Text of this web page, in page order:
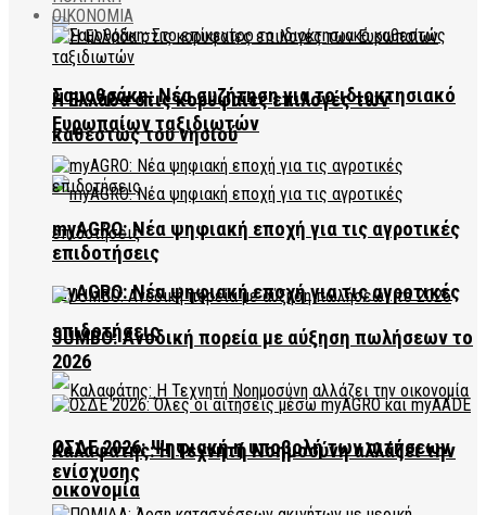
Σαμοθράκη: Νέα συζήτηση για το ιδιοκτησιακό
καθεστώς του νησιού
myAGRO: Νέα ψηφιακή εποχή για τις αγροτικές
επιδοτήσεις
Καλαφάτης: Η Τεχνητή Νοημοσύνη αλλάζει την
οικονομία
ΟΙΚΟΝΟΜΙΑ
Η Ελλάδα στις κορυφαίες επιλογές των
Ευρωπαίων ταξιδιωτών
myAGRO: Νέα ψηφιακή εποχή για τις αγροτικές
επιδοτήσεις
JUMBO: Ανοδική πορεία με αύξηση πωλήσεων το
2026
ΟΣΔΕ 2026: Ψηφιακή η υποβολή των αιτήσεων
ενίσχυσης